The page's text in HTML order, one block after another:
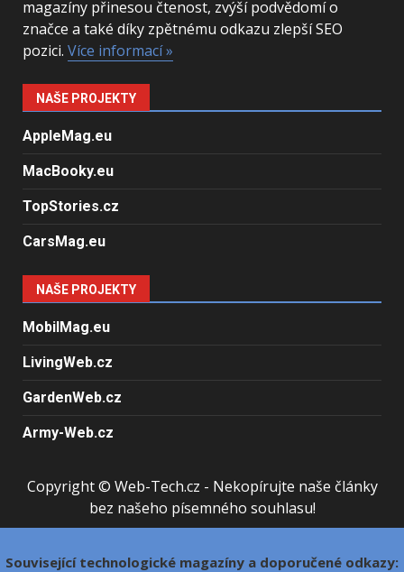
magazíny přinesou čtenost, zvýší podvědomí o
značce a také díky zpětnému odkazu zlepší SEO
pozici. Více informací »
NAŠE PROJEKTY
AppleMag.eu
MacBooky.eu
TopStories.cz
CarsMag.eu
NAŠE PROJEKTY
MobilMag.eu
LivingWeb.cz
GardenWeb.cz
Army-Web.cz
Copyright © Web-Tech.cz - Nekopírujte naše články
bez našeho písemného souhlasu!
Související technologické magazíny a doporučené odkazy: